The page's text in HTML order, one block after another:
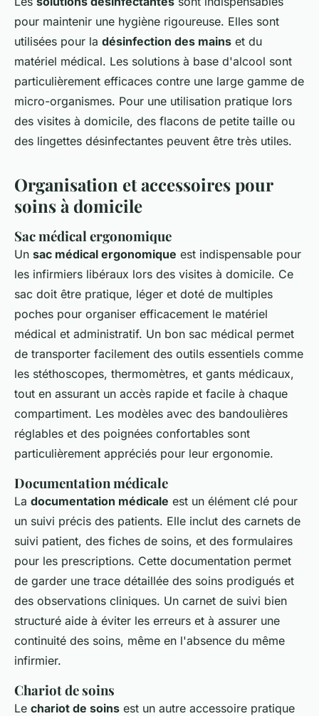
pour maintenir une hygiène rigoureuse. Elles sont
utilisées pour la désinfection des mains et du
matériel médical. Les solutions à base d'alcool sont
particulièrement efficaces contre une large gamme de
micro-organismes. Pour une utilisation pratique lors
des visites à domicile, des flacons de petite taille ou
des lingettes désinfectantes peuvent être très utiles.
Organisation et accessoires pour
soins à domicile
Sac médical ergonomique
Un sac médical ergonomique est indispensable pour
les infirmiers libéraux lors des visites à domicile. Ce
sac doit être pratique, léger et doté de multiples
poches pour organiser efficacement le matériel
médical et administratif. Un bon sac médical permet
de transporter facilement des outils essentiels comme
les stéthoscopes, thermomètres, et gants médicaux,
tout en assurant un accès rapide et facile à chaque
compartiment. Les modèles avec des bandoulières
réglables et des poignées confortables sont
particulièrement appréciés pour leur ergonomie.
Documentation médicale
La documentation médicale est un élément clé pour
un suivi précis des patients. Elle inclut des carnets de
suivi patient, des fiches de soins, et des formulaires
pour les prescriptions. Cette documentation permet
de garder une trace détaillée des soins prodigués et
des observations cliniques. Un carnet de suivi bien
structuré aide à éviter les erreurs et à assurer une
continuité des soins, même en l'absence du même
infirmier.
Chariot de soins
Le chariot de soins est un autre accessoire pratique